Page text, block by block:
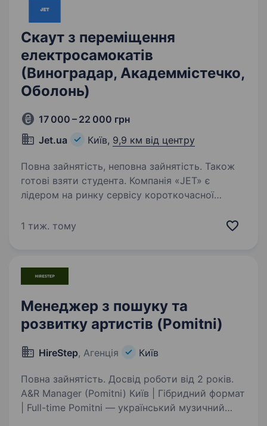
Скаут з переміщення
електросамокатів
(Виноградар, Академмістечко,
Оболонь)
17 000 – 22 000 грн
Jet.ua
Київ, 9,9 км від центру
Повна зайнятість, неповна зайнятість. Також
готові взяти студента. Компанія «JET» є
лідером на ринку сервісу короткочасної
з розширенням відкриває набір кандидатів,
співробітника —…
1 тиж. тому
Менеджер з пошуку та
розвитку артистів (Pomitni)
HireStep, Агенція Київ
Повна зайнятість. Досвід роботи від 2 років.
A&R Manager (Pomitni) Київ | Гібридний формат
| Full-time Pomitni — український музичний